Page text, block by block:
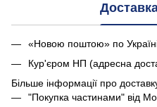
«Новою поштою» по
Кур'єром НП (адресна
Більше інформації про
"Покупка частинами" від